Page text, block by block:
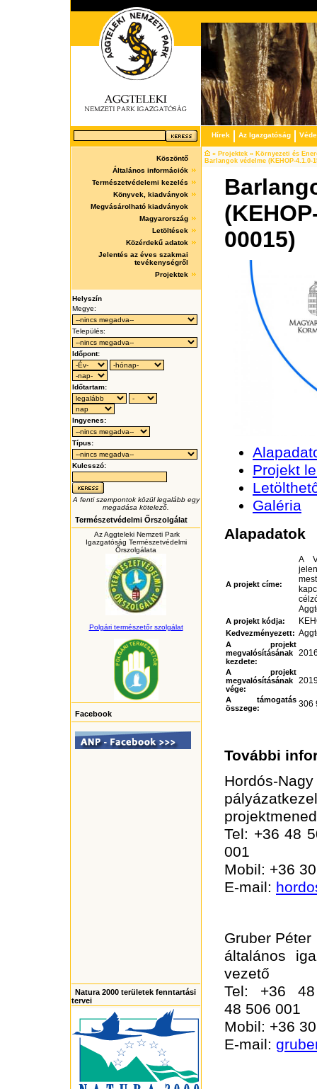
Hírek Az Igazgatóság
Köszöntő
Általános információk
Természetvédelemi kezelés
Könyvek, kiadványok
Megvásárolható kiadványok
Magyarország
Letöltések
Közérdekű adatok
Jelentés az éves szakmai
tevékenységről
Projektek
Helyszín
Megye:
Település:
Időpont:
Időtartam:
Ingyenes:
Típus:
Kulcsszó:
A fenti szempontok közül legalább egy
megadása kötelező.
Természetvédelmi Őrszolgálat
Az Aggteleki Nemzeti Park
Igazgatóság Természetvédelmi
Őrszolgálata
Polgári természetőr szolgálat
Facebook
Natura 2000 területek fenntartási
tervei
» Projektek » Környezeti és
Barlangok védelme (KEHOP-4.1.0-
00015)
Projekt
Galéria
Alapadatok
A projekt címe:
A
A projekt kódja:
Kedvezményezett:
A projekt
megvalósításának
kezdete:
A projekt
megvalósításának
vége:
A támogatás
összege:
306
További
Hordós-
Tel: +36 48
001
Mobil: +36
E-mail:
Gruber Péter
általános
vezető
Tel: +36
48 506 001
Mobil: +36
E-mail: